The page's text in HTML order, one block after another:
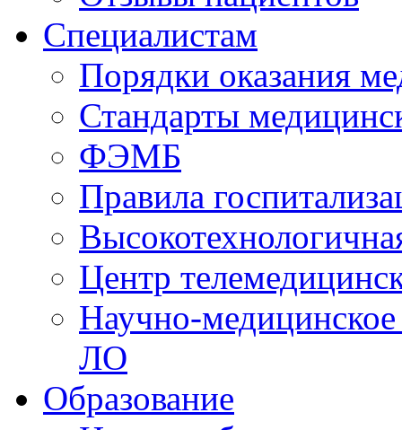
Специалистам
Порядки оказания
Стандарты
ФЭМБ
Правила
Центр
Научно-
ЛО
Образование